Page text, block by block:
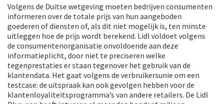
Volgens de Duitse wetgeving moeten bedrijven consumenten
informeren over de totale prijs van hun aangeboden
goederen of diensten of, als dit niet mogelijk is, ten minste
uitleggen hoe de prijs wordt berekend. Lidl voldoet volgens
de consumentenorganisatie onvoldoende aan deze
informatieplicht, door niet te preciseren welke
tegenprestaties er staan tegenover het gebruik van de
klantendata. Het gaat volgens de verbruikersunie om een
testcase: de uitspraak kan ook gevolgen hebben voor de
klantenloyaliteitsprogramma’s van andere retailers. De Lidl